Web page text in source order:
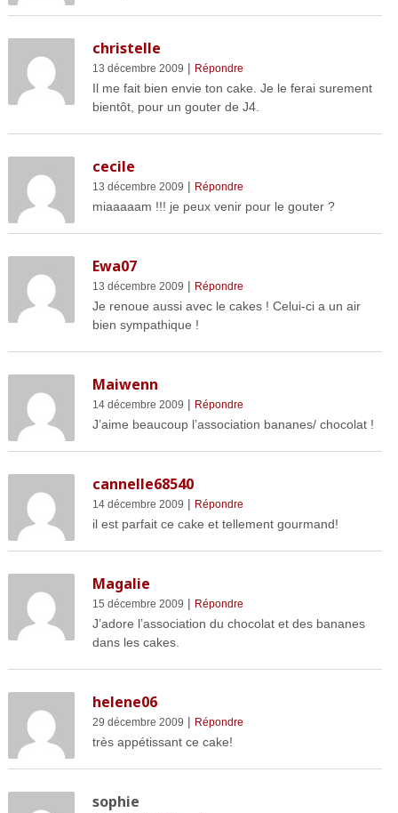
christelle
13 décembre 2009 | Répondre
Il me fait bien envie ton cake. Je le ferai surement
bientôt, pour un gouter de J4.
cecile
13 décembre 2009 | Répondre
miaaaaam !!! je peux venir pour le gouter ?
Ewa07
13 décembre 2009 | Répondre
Je renoue aussi avec le cakes ! Celui-ci a un air
bien sympathique !
Maiwenn
14 décembre 2009 | Répondre
J’aime beaucoup l’association bananes/ chocolat !
cannelle68540
14 décembre 2009 | Répondre
il est parfait ce cake et tellement gourmand!
Magalie
15 décembre 2009 | Répondre
J’adore l’association du chocolat et des bananes
dans les cakes.
helene06
29 décembre 2009 | Répondre
très appétissant ce cake!
sophie